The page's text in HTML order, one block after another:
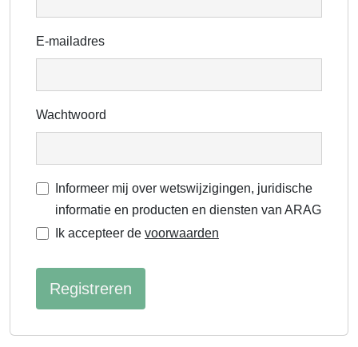
E-mailadres
Wachtwoord
Als je
een
mens
negeer
dan dit
Informeer mij over wetswijzigingen, juridische
informatie en producten en diensten van ARAG
Ik accepteer de voorwaarden